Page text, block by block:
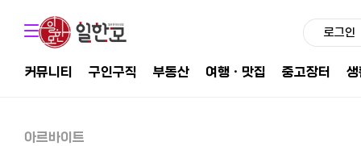
로그인
커뮤니티 구인구직 부동산 여행ㆍ맛집 중고장터
아르바이트